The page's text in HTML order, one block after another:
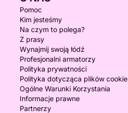
Pomoc
Kim jesteśmy
Na czym to polega?
Z prasy
Wynajmij swoją łódź
Profesjonalni armatorzy
Polityka prywatności
Polityka dotycząca plików cookie
Ogólne Warunki Korzystania
Informacje prawne
Partnerzy